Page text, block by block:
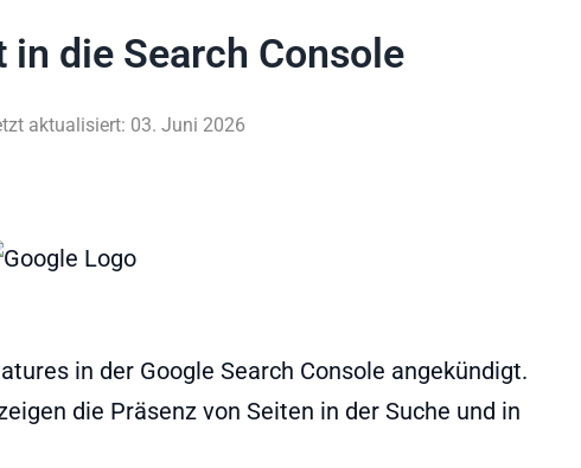
die Search Console
aktualisiert: 03. Juni 2026
in der Google Search Console angekündigt.
die Präsenz von Seiten in der Suche und in